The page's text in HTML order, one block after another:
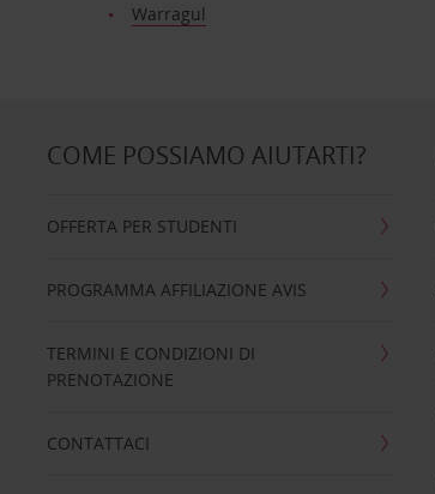
Warragul
COME POSSIAMO AIUTARTI?
OFFERTA PER STUDENTI
PROGRAMMA AFFILIAZIONE AVIS
TERMINI E CONDIZIONI DI
PRENOTAZIONE
CONTATTACI